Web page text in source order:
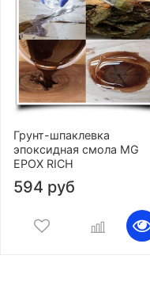
Грунт-шпаклевка
эпоксидная смола MG
EPOX RICH
594 руб